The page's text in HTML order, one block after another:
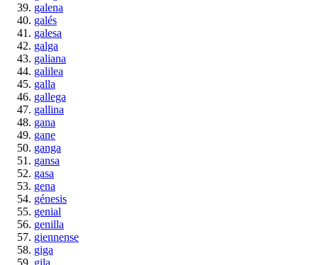
galena
galés
galesa
galga
galiana
galilea
galla
gallega
gallina
gana
gane
ganga
gansa
gasa
gena
génesis
genial
genilla
giennense
giga
gila